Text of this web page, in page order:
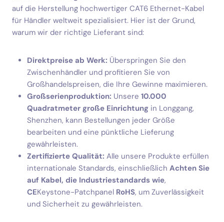
auf die Herstellung hochwertiger CAT6 Ethernet-Kabel
für Händler weltweit spezialisiert. Hier ist der Grund,
warum wir der richtige Lieferant sind:
Direktpreise ab Werk: Überspringen Sie den
Zwischenhändler und profitieren Sie von
Großhandelspreisen, die Ihre Gewinne maximieren.
Großserienproduktion: Unsere 10.000
Quadratmeter große Einrichtung in Longgang,
Shenzhen, kann Bestellungen jeder Größe
bearbeiten und eine pünktliche Lieferung
gewährleisten.
Zertifizierte Qualität: Alle unsere Produkte erfüllen
internationale Standards, einschließlich Achten Sie
auf Kabel, die Industriestandards wie,
CEKeystone-Patchpanel RoHS, um Zuverlässigkeit
und Sicherheit zu gewährleisten.